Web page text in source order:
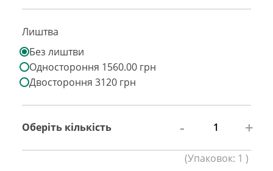
Лиштва
Без лиштви
Одностороння 1560.00 грн
Двостороння 3120 грн
Оберіть кількість - +
(Упаковок: 1 )